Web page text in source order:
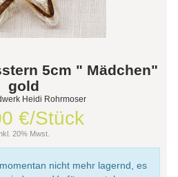
5cm " Mädchen"
gold
Heidi Rohrmoser
€/Stück
20% Mwst.
nicht mehr lagernd, es